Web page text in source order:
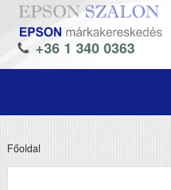
+36 1 340 0363
Főoldal